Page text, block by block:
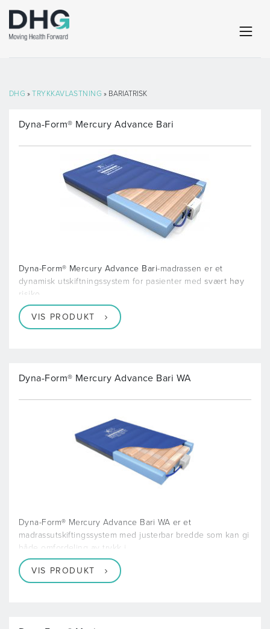
DHG »TRYKKAVLASTNING » BARIATRISK
Dyna-Form® Mercury Advance Bari
Dyna-Form® Mercury Advance Bari-madrassen er et
dynamisk utskiftningssystem for pasienter medsvært høy
risiko
VIS PRODUKT
Dyna-Form® Mercury Advance Bari WA
Dyna-Form® Mercury Advance Bari WA er et
madrassutskiftingssystem med justerbar bredde som kan gi
både omfordeling av trykk i
VIS PRODUKT